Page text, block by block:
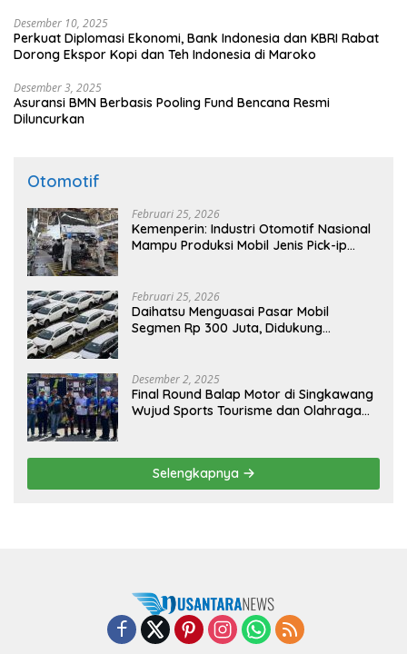
Desember 10, 2025
Perkuat Diplomasi Ekonomi, Bank Indonesia dan KBRI Rabat
Dorong Ekspor Kopi dan Teh Indonesia di Maroko
Desember 3, 2025
Asuransi BMN Berbasis Pooling Fund Bencana Resmi
Diluncurkan
Otomotif
Februari 25, 2026
Kemenperin: Industri Otomotif Nasional
Mampu Produksi Mobil Jenis Pick-ip
Februari 25, 2026
Daihatsu Menguasai Pasar Mobil
Segmen Rp 300 Juta, Didukung
Desember 2, 2025
Final Round Balap Motor di Singkawang
Wujud Sports Tourisme dan Olahraga
Selengkapnya